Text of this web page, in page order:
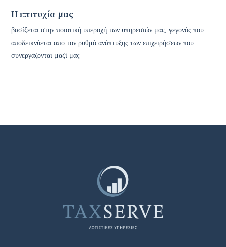
Η επιτυχία μας
βασίζεται στην ποιοτική υπεροχή των υπηρεσιών μας, γεγονός που
αποδεικνύεται από τον ρυθμό ανάπτυξης των επιχειρήσεων που
συνεργάζονται μαζί μας